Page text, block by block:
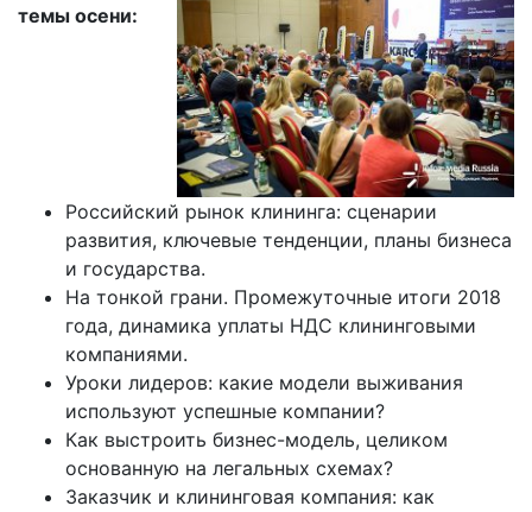
темы осени:
Российский рынок клининга: сценарии
развития, ключевые тенденции, планы бизнеса
и государства.
На тонкой грани. Промежуточные итоги 2018
года, динамика уплаты НДС клининговыми
компаниями.
Уроки лидеров: какие модели выживания
используют успешные компании?
Как выстроить бизнес-модель, целиком
основанную на легальных схемах?
Заказчик и клининговая компания: как